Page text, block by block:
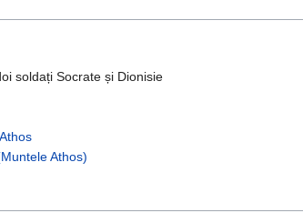
soldați Socrate și Dionisie
Athos)